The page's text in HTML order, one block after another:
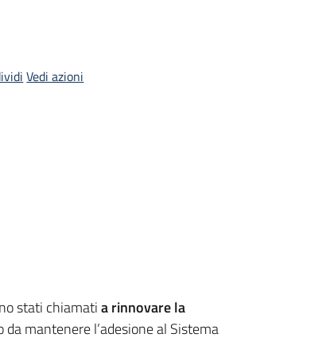
Vedi azioni
stati chiamatia rinnovare la
da mantenere l’adesione al Sistema